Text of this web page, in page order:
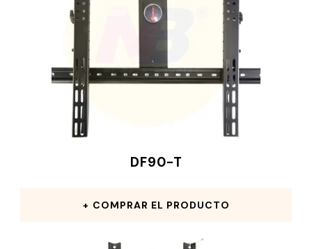
DF90-T
COMPRAR EL PRODUCTO